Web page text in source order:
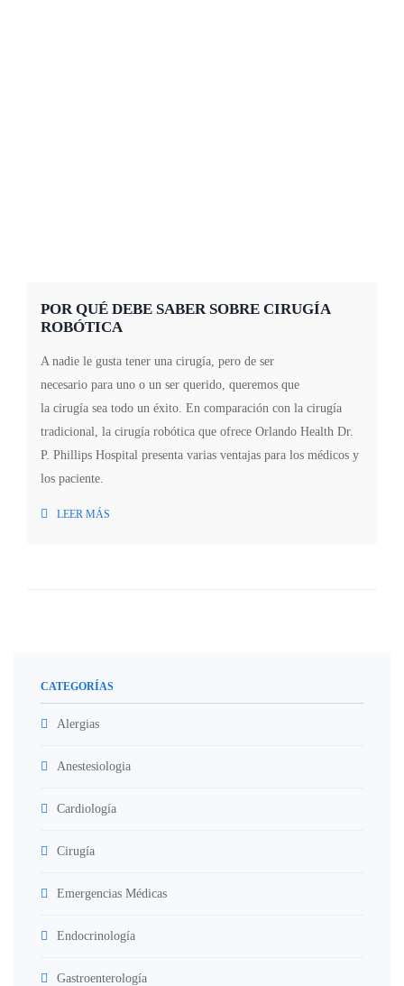
POR QUÉ DEBE SABER SOBRE CIRUGÍA
ROBÓTICA
A nadie le gusta tener una cirugía, pero de ser
necesario para uno o un ser querido, queremos que
la cirugía sea todo un éxito. En comparación con la cirugía
tradicional, la cirugía robótica que ofrece Orlando Health Dr.
P. Phillips Hospital presenta varias ventajas para los médicos y
los paciente.
LEER MÁS
CATEGORÍAS
Alergias
Anestesiologia
Cardiología
Cirugía
Emergencias Médicas
Endocrinología
Gastroenterología